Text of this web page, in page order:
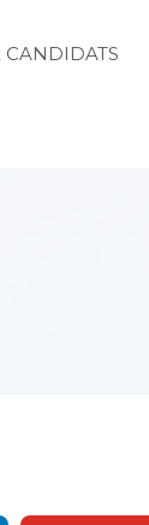
CANDIDATS